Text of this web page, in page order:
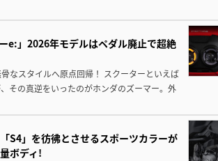
e:」2026年モデルはペダル廃止で超絶
なスタイルへ原点回帰！ スクーターといえば
その真逆をいったのがホンダのズーマー。外
S4」を彷彿とさせるスポーツカラーが
ボディ!